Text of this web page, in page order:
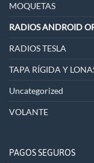
MOQUETAS
RADIOS ANDROID
RADIOS TESLA
TAPA RÍGIDA Y
Uncategorized
VOLANTE
PAGOS SEGUROS